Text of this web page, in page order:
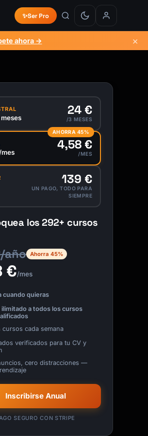
✨Ser Pro
ahora → ×
24 €
/3 MESES
AHORRA 45%
4,58 €
/MES
139 €
UN PAGO, TODO PARA
SIEMPRE
los 292+ cursos
año Ahorra 45%
€/mes
cuando quieras
ilimitado a todos los cursos
cursos cada semana
verificados para tu CV y
cero distracciones —
Inscribirse Anual
SEGURO CON STRIPE